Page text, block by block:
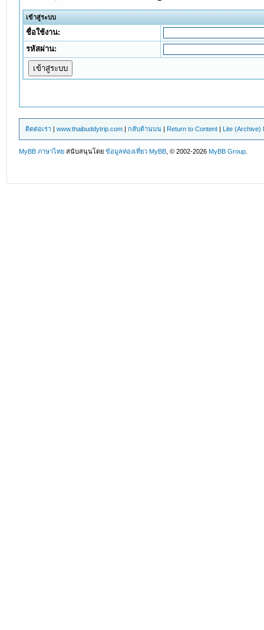
เข้าสู่ระบบ
ชื่อใช้งาน:
รหัสผ่าน:
ติดต่อเรา |www.thaibuddytrip.com |กลับด้านบน | Return to Content | Lite (Archive)
MyBB ภาษาไทย สนับสนุนโดยข้อมูลท่องเที่ยว MyBB , © 2002-2026MyBB Group